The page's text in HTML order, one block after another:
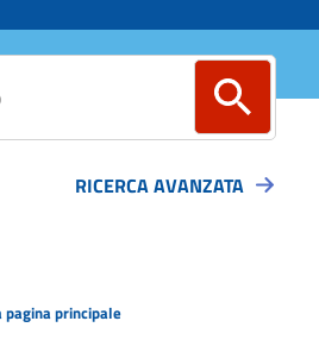
RICERCA AVANZATA
pagina principale